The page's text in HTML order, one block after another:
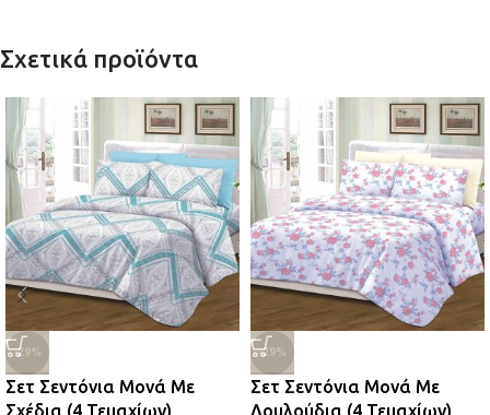
Σχετικά προϊόντα
-29%
Σετ Σεντόνια Μονά Με
Σχέδια (4 Τεμαχίων)
-29%
Σετ Σεντόνια Μονά Με
Λουλούδια (4 Τεμαχίων)